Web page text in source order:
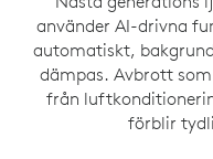
använder AI-drivna
automatiskt,
dämpas. Avbrott
från
förblir